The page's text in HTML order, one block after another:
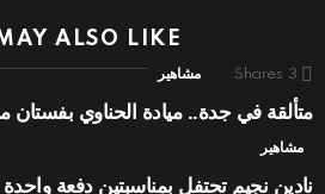
ALSO LIKE
3
Shares مشاهير
متألقة في جدة.. ميادة الحناوي بفستان
مشاهير
نادين نجيم تحتفل بمناسبتين دفعة واحدة